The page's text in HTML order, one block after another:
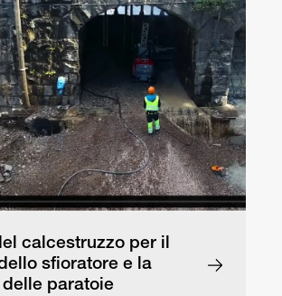
calcestruzzo per il
sfioratore e la
paratoie